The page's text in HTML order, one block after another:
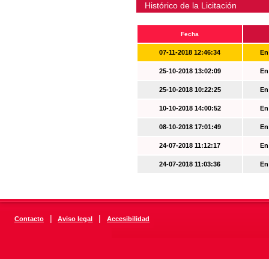
Histórico de la Licitación
Fecha
07-11-2018 12:46:34
25-10-2018 13:02:09
25-10-2018 10:22:25
10-10-2018 14:00:52
08-10-2018 17:01:49
24-07-2018 11:12:17
24-07-2018 11:03:36
Contacto | Aviso legal | Accesibilidad